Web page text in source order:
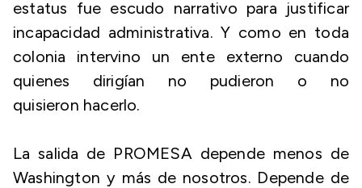
estatus fue escudo narrativo para justificar
incapacidad administrativa. Y como en toda
colonia intervino un ente externo cuando
quienes dirigían no pudieron o no
quisieron hacerlo.
La salida de PROMESA depende menos de
Washington y más de nosotros. Depende de